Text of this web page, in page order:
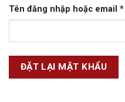
Tên đăng nhập hoặc email *
ĐẶT LẠI MẬT KHẨU